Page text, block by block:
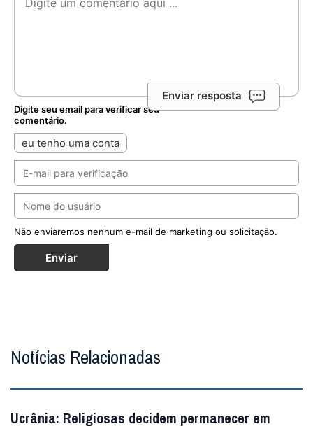
Não enviaremos nenhum e-mail de marketing ou solicitação.
Enviar
Notícias Relacionadas
Ucrânia: Religiosas decidem permanecer em
conflito, as Servidoras do Senhor e da Virgem de Matará
decidiram permanecer ao lado da população ...
MAIS